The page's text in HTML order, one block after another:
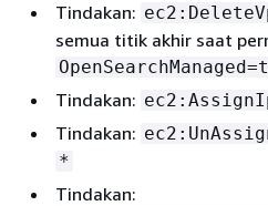
Tindakan:
semua titik akhir saat
Tindakan:
Tindakan:
*
Tindakan: